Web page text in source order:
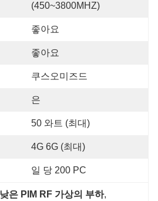
(450~3800MHZ)
좋아요
좋아요
쿠스오미즈드
은
50 와트 (최대)
4G 6G (최대)
일 당 200 PC
낮은 PIM RF 가상의 부하,